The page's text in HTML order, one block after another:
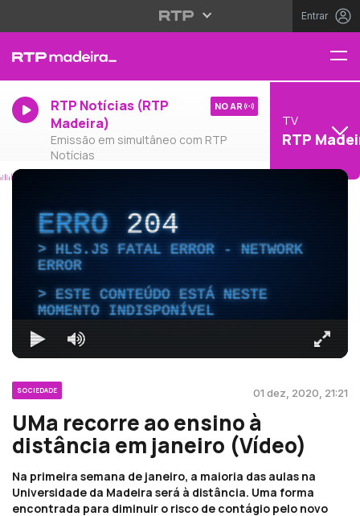
Entrar
RTP Notícias (RTP
Madeira)
Emissão em simultâneo com RTP
Notícias
NO AR
TV
RTP
ERRO204
HLS.JS FATAL ERROR - NETWORK
ERROR
ESTE CONTEÚDO ESTÁ NESTE
MOMENTO INDISPONÍVEL
SOCIEDADE 01 dez, 2020, 21:21
UMa recorre ao ensino à
distância em janeiro (Vídeo)
Na primeira semana de janeiro, a maioria das aulas na
Universidade da Madeira será à distância. Uma forma
encontrada para diminuir o risco de contágio pelo novo